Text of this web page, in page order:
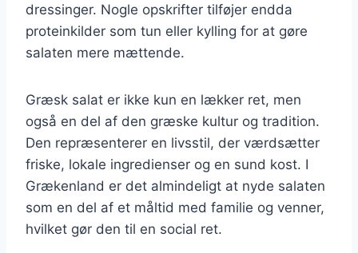
dressinger. Nogle opskrifter tilføjer endda
proteinkilder som tun eller kylling for at gøre
salaten mere mættende.
Græsk salat er ikke kun en lækker ret, men
også en del af den græske kultur og tradition.
Den repræsenterer en livsstil, der værdsætter
friske, lokale ingredienser og en sund kost. I
Grækenland er det almindeligt at nyde salaten
som en del af et måltid med familie og venner,
hvilket gør den til en social ret.